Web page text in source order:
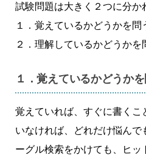
試験問題は大きく２つに分か
１．覚えているかどうかを問
２．理解しているかどうかを
１．覚えているかどうか
覚えていれば、すぐに書くこ
いなければ、どれだけ悩ん
ーグル検索をかけても、ヒッ